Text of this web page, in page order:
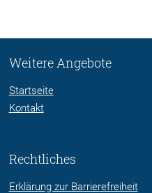
Weitere Angebote
Startseite
Kontakt
Rechtliches
Erklärung zur Barrierefreiheit